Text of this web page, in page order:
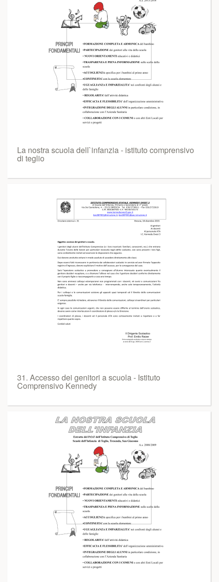
La nostra scuola dell`infanzia - istituto comprensivo
di teglio
31. Accesso dei genitori a scuola - Istituto
Comprensivo Kennedy